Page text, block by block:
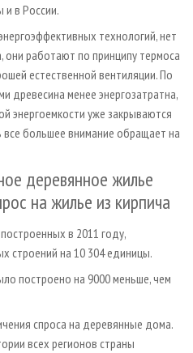
и в России.
технологий, нет
они работают по принципу термоса
естественной вентиляции. По
древесина менее энергозатратна,
энергоемкости уже закрываются
большее внимание обращает на
деревянное жилье
на жилье из кирпича
в 2011 году,
строений на 10 304 единицы.
построено на 9000 меньше, чем
спроса на деревянные дома.
всех регионов страны